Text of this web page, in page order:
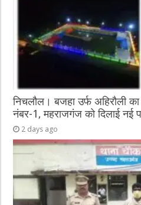
निचलौल। बजहा उर्फ अहिरौली
नंबर-1, महराजगंज को दिलाई नई
2 days ago